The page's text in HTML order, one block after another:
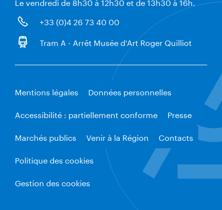
+33 (0)4 26 73 40 00
Tram A - Arrêt Musée d'Art Roger Quilliot
Mentions légales
Données personnelles
Accessibilité : partiellement conforme
Presse
Marchés publics
Venir à la Région
Contacts
Politique des cookies
Gestion des cookies